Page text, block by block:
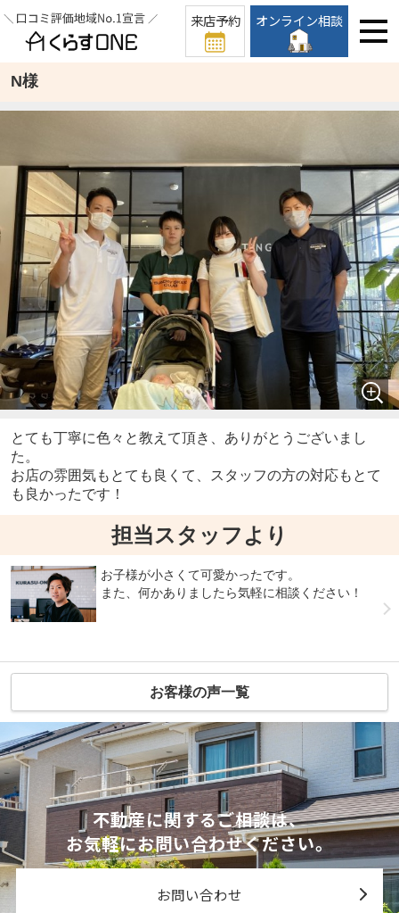
来店予約 オンライン相談
N様
とても丁寧に色々と教えて頂き、ありがとうございまし
た。
お店の雰囲気もとても良くて、スタッフの方の対応もとて
も良かったです！
担当スタッフより
お子様が小さくて可愛かったです。
また、何かありましたら気軽に相談ください！
お客様の声一覧
不動産に関するご相談は、
お気軽にお問い合わせください。
お問い合わせ